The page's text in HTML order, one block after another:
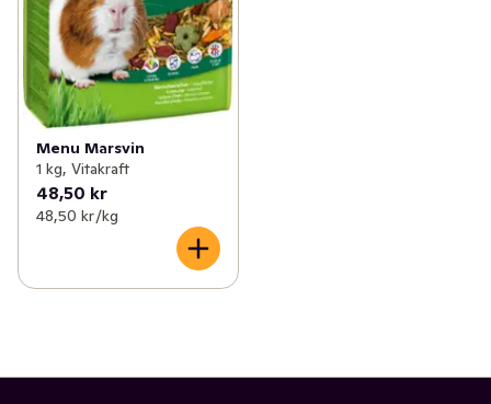
Menu Marsvin
1 kg, Vitakraft
48,50 kr
48,50 kr /kg